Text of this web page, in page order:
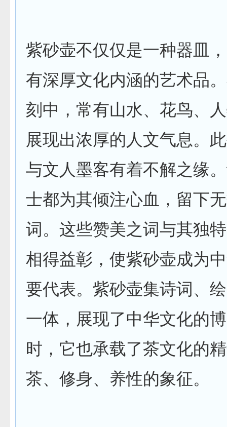
紫砂壶不仅仅是一种器皿
有深厚文化内涵的艺术品
刻中，常有山水、花鸟、
展现出浓厚的人文气息。
与文人墨客有着不解之缘
士都为其倾注心血，留下
词。这些赞美之词与其独
相得益彰，使紫砂壶成为
要代表。紫砂壶集诗词、
一体，展现了中华文化的
时，它也承载了茶文化的
茶、修身、养性的象征。